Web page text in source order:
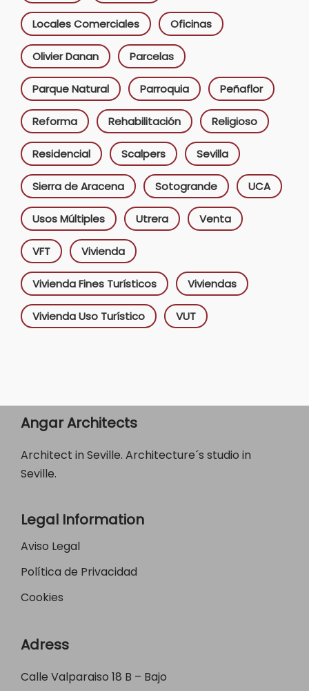
Locales Comerciales Oficinas
Olivier Danan Parcelas
Parque Natural Parroquia Peñaflor
Reforma Rehabilitación Religioso
Residencial Scalpers Sevilla
Sierra de Aracena Sotogrande UCA
Usos Múltiples Utrera Venta
VFT Vivienda
Vivienda Fines Turísticos Viviendas
Vivienda Uso Turístico VUT
Angar Architects
Architect in Seville. Architecture´s studio in
Seville.
Legal Information
Aviso Legal
Política de Privacidad
Cookies
Adress
Calle Valparaiso 18 B – Bajo